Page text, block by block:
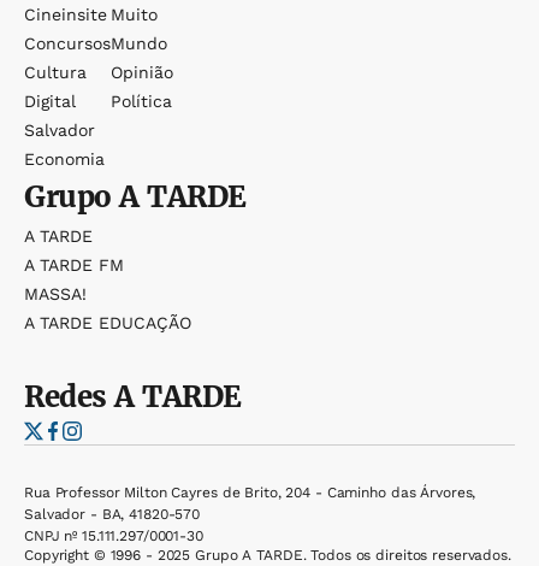
Cineinsite
Concursos
Cultura
Digital
Salvador
Economia
Muito
Mundo
Opinião
Política
GrupoA TARDE
A TARDE
A TARDE FM
MASSA!
A TARDE EDUCAÇÃO
RedesA TARDE
Rua Professor Milton Cayres de Brito, 204 - Caminho das Árvores,
Salvador - BA, 41820-570
CNPJ nº 15.111.297/0001-30
Copyright © 1996 - 2025 Grupo A TARDE. Todos os direitos reservados.